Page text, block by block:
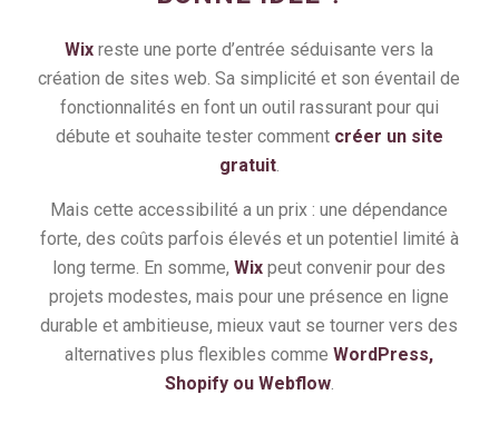
Wix reste une porte d’entrée séduisante vers la
création de sites web. Sa simplicité et son éventail de
fonctionnalités en font un outil rassurant pour qui
débute et souhaite tester comment créer un site
gratuit.
Mais cette accessibilité a un prix : une dépendance
forte, des coûts parfois élevés et un potentiel limité à
long terme. En somme,Wix peut convenir pour des
projets modestes, mais pour une présence en ligne
durable et ambitieuse, mieux vaut se tourner vers des
alternatives plus flexibles commeWordPress,
Shopify ou Webflow.